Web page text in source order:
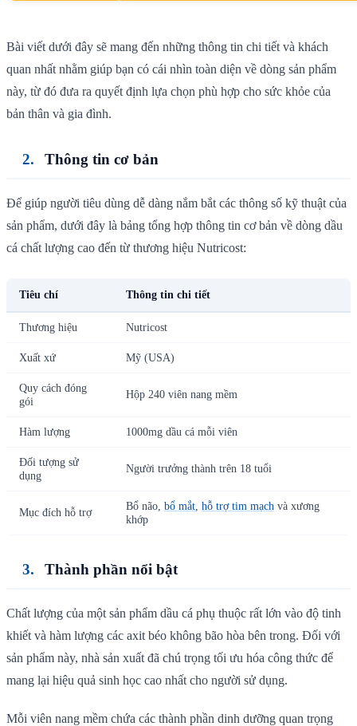
Bài viết dưới đây sẽ mang đến những thông tin chi tiết và khách
quan nhất nhằm giúp bạn có cái nhìn toàn diện về dòng sản phẩm
này, từ đó đưa ra quyết định lựa chọn phù hợp cho sức khỏe của
bản thân và gia đình.
Thông tin cơ bản
Để giúp người tiêu dùng dễ dàng nắm bắt các thông số kỹ thuật của
sản phẩm, dưới đây là bảng tổng hợp thông tin cơ bản về dòng dầu
cá chất lượng cao đến từ thương hiệu Nutricost:
Tiêu chí Thông tin chi tiết
Thương hiệu Nutricost
Xuất xứ Mỹ (USA)
Quy cách đóng
gói
Hộp 240 viên nang mềm
Hàm lượng 1000mg dầu cá mỗi viên
Đối tượng sử
dụng
Người trưởng thành trên 18 tuổi
Mục đích hỗ trợ Bổ não, bổ mắt hỗ trợ tim mạch và xương
khớp
Thành phần nổi bật
Chất lượng của một sản phẩm dầu cá phụ thuộc rất lớn vào độ tinh
khiết và hàm lượng các axit béo không bão hòa bên trong. Đối với
sản phẩm này, nhà sản xuất đã chú trọng tối ưu hóa công thức để
mang lại hiệu quả sinh học cao nhất cho người sử dụng.
Mỗi viên nang mềm chứa các thành phần dinh dưỡng quan trọng